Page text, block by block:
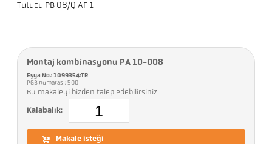
Tutucu PB 08/Q AF 1
Montaj kombinasyonu PA 10-008
Eşya No.: 1099354:TR
PGB numarası: 500
Bu makaleyi bizden talep edebilirsiniz
Kalabalık:
Makale isteği